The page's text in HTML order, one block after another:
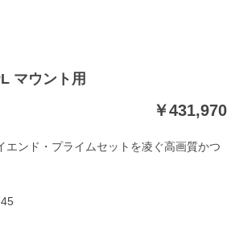
マウント用
￥431,970
エンド・プライムセットを凌ぐ高画質かつ